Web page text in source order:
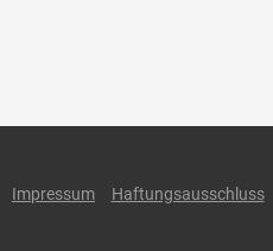
Impressum Haftungsausschluss